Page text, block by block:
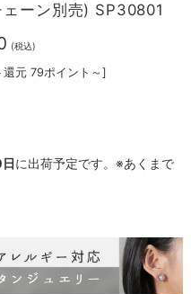
ーン別売) SP30801
(税込)
還元 79ポイント～]
に出荷予定です。※あくまで